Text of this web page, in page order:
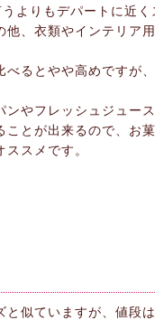
よりもデパートに近く
、衣類やインテリア
るとやや高めですが
やフレッシュジュー
とが出来るので、お
スメです。
似ていますが、値段